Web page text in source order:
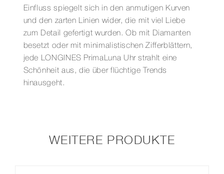
Einfluss spiegelt sich in den anmutigen Kurven
und den zarten Linien wider, die mit viel Liebe
zum Detail gefertigt wurden. Ob mit Diamanten
besetzt oder mit minimalistischen Zifferblättern,
jede LONGINES PrimaLuna Uhr strahlt eine
Schönheit aus, die über flüchtige Trends
hinausgeht.
WEITERE PRODUKTE